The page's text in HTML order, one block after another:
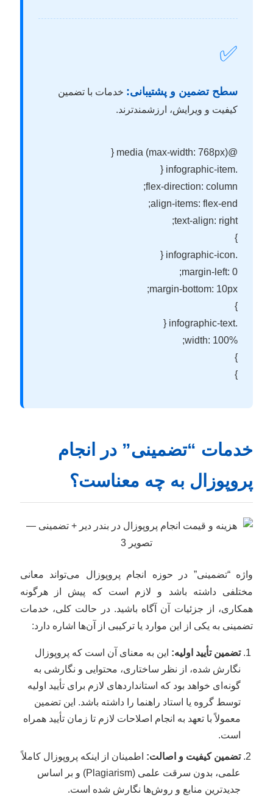
✅
سطح تضمین و پشتیبانی: خدمات با تضمین
کیفیت و ویرایش، ارزشمندترند.
@media (max-width: 768px) {
.infographic-item {
flex-direction: column;
align-items: flex-end;
text-align: right;
}
.infographic-icon {
margin-left: 0;
margin-bottom: 10px;
}
.infographic-text {
width: 100%;
}
}
خدمات “تضمینی” در انجام
پروپوزال به چه معناست؟
واژه “تضمینی” در حوزه انجام پروپوزال می‌تواند معانی
مختلفی داشته باشد و لازم است که پیش از هرگونه
همکاری، از جزئیات آن آگاه باشید. در حالت کلی، خدمات
تضمینی به یکی از این موارد یا ترکیبی از آن‌ها اشاره دارد:
تضمین تأیید اولیه: این به معنای آن است که پروپوزال
نگارش شده، از نظر ساختاری، محتوایی و نگارشی به
گونه‌ای خواهد بود که استانداردهای لازم برای تأیید اولیه
توسط گروه یا استاد راهنما را داشته باشد. این تضمین
معمولاً با تعهد به انجام اصلاحات لازم تا زمان تأیید همراه
است.
تضمین کیفیت و اصالت: اطمینان از اینکه پروپوزال کاملاً
علمی، بدون سرقت علمی (Plagiarism) و بر اساس
جدیدترین منابع و روش‌ها نگارش شده است.